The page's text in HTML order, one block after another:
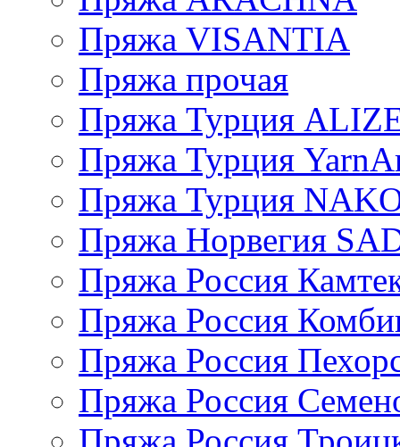
Пряжа VISANTIA
Пряжа прочая
Пряжа Турция
Пряжа Турция
Пряжа Турция
Пряжа Норвегия
Пряжа Россия
Пряжа Россия
Пряжа Россия
Пряжа Россия